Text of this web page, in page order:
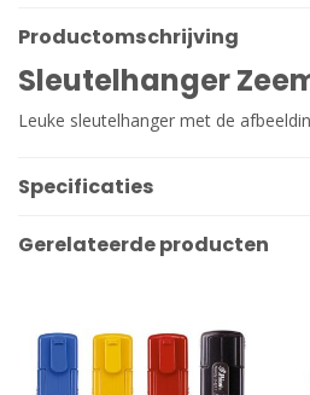
Productomschrijving
Sleutelhanger
Leuke sleutelhanger met de
Specificaties
Gerelateerde producten